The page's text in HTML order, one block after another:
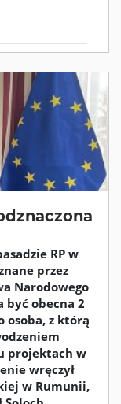
RP w
przez
Narodowego
być obecna 2
osoba, z którą
projektach w
wręczył
w Rumunii,